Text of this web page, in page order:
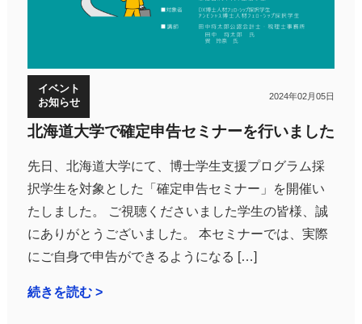
イベント
お知らせ
2024年02月05日
北海道大学で確定申告セミナーを行いました
先日、北海道大学にて、博士学生支援プログラム採
択学生を対象とした「確定申告セミナー」を開催い
たしました。 ご視聴くださいました学生の皆様、誠
にありがとうございました。 本セミナーでは、実際
にご自身で申告ができるようになる […]
続きを読む >